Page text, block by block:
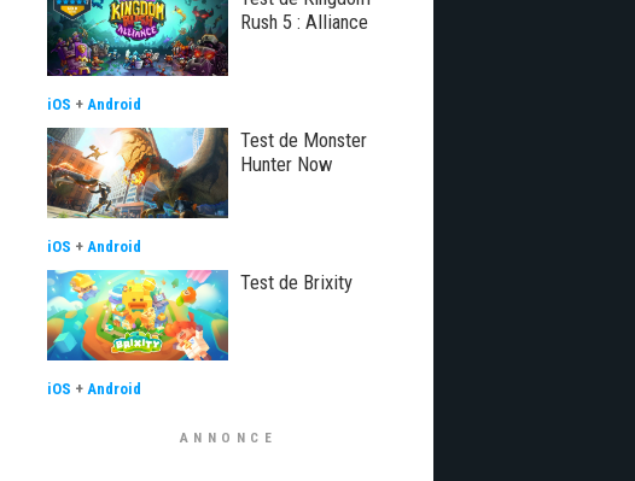
Rush 5 : Alliance
iOS + Android
Test de Monster
Hunter Now
iOS + Android
Test de Brixity
iOS + Android
ANNONCE